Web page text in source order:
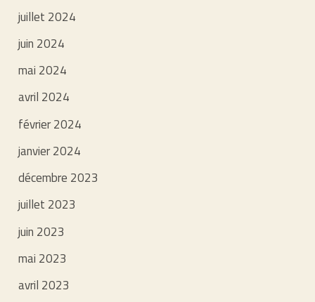
juillet 2024
juin 2024
mai 2024
avril 2024
février 2024
janvier 2024
décembre 2023
juillet 2023
juin 2023
mai 2023
avril 2023